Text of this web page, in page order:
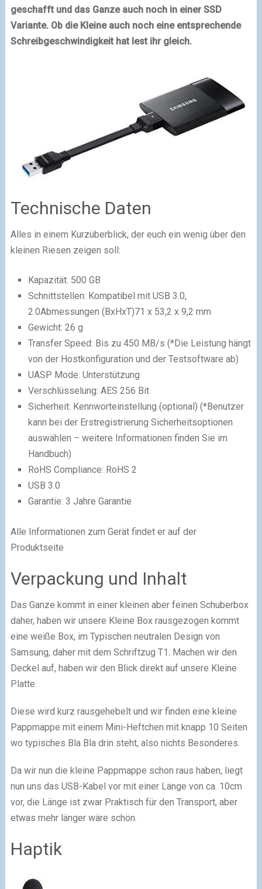
geschafft und das Ganze auch noch in einer SSD
Variante. Ob die Kleine auch noch eine entsprechende
Schreibgeschwindigkeit hat lest ihr gleich.
Technische Daten
Alles in einem Kurzüberblick, der euch ein wenig über den
kleinen Riesen zeigen soll:
Kapazität: 500 GB
Schnittstellen: Kompatibel mit USB 3.0,
2.0Abmessungen (BxHxT)71 x 53,2 x 9,2 mm
Gewicht: 26 g
Transfer Speed: Bis zu 450 MB/s (*Die Leistung hängt
von der Hostkonfiguration und der Testsoftware ab)
UASP Mode: Unterstützung
Verschlüsselung: AES 256 Bit
Sicherheit: Kennworteinstellung (optional) (*Benutzer
kann bei der Erstregistrierung Sicherheitsoptionen
auswählen – weitere Informationen finden Sie im
Handbuch)
RoHS Compliance: RoHS 2
USB 3.0
Garantie: 3 Jahre Garantie
Alle Informationen zum Gerät findet er auf der
Produktseite
Verpackung und Inhalt
Das Ganze kommt in einer kleinen aber feinen Schuberbox
daher, haben wir unsere Kleine Box rausgezogen kommt
eine weiße Box, im Typischen neutralen Design von
Samsung, daher mit dem Schriftzug T1. Machen wir den
Deckel auf, haben wir den Blick direkt auf unsere Kleine
Platte.
Diese wird kurz rausgehebelt und wir finden eine kleine
Pappmappe mit einem Mini-Heftchen mit knapp 10 Seiten
wo typisches Bla Bla drin steht, also nichts Besonderes.
Da wir nun die kleine Pappmappe schon raus haben, liegt
nun uns das USB-Kabel vor mit einer Länge von ca. 10cm
vor, die Länge ist zwar Praktisch für den Transport, aber
etwas mehr länger wäre schön.
Haptik